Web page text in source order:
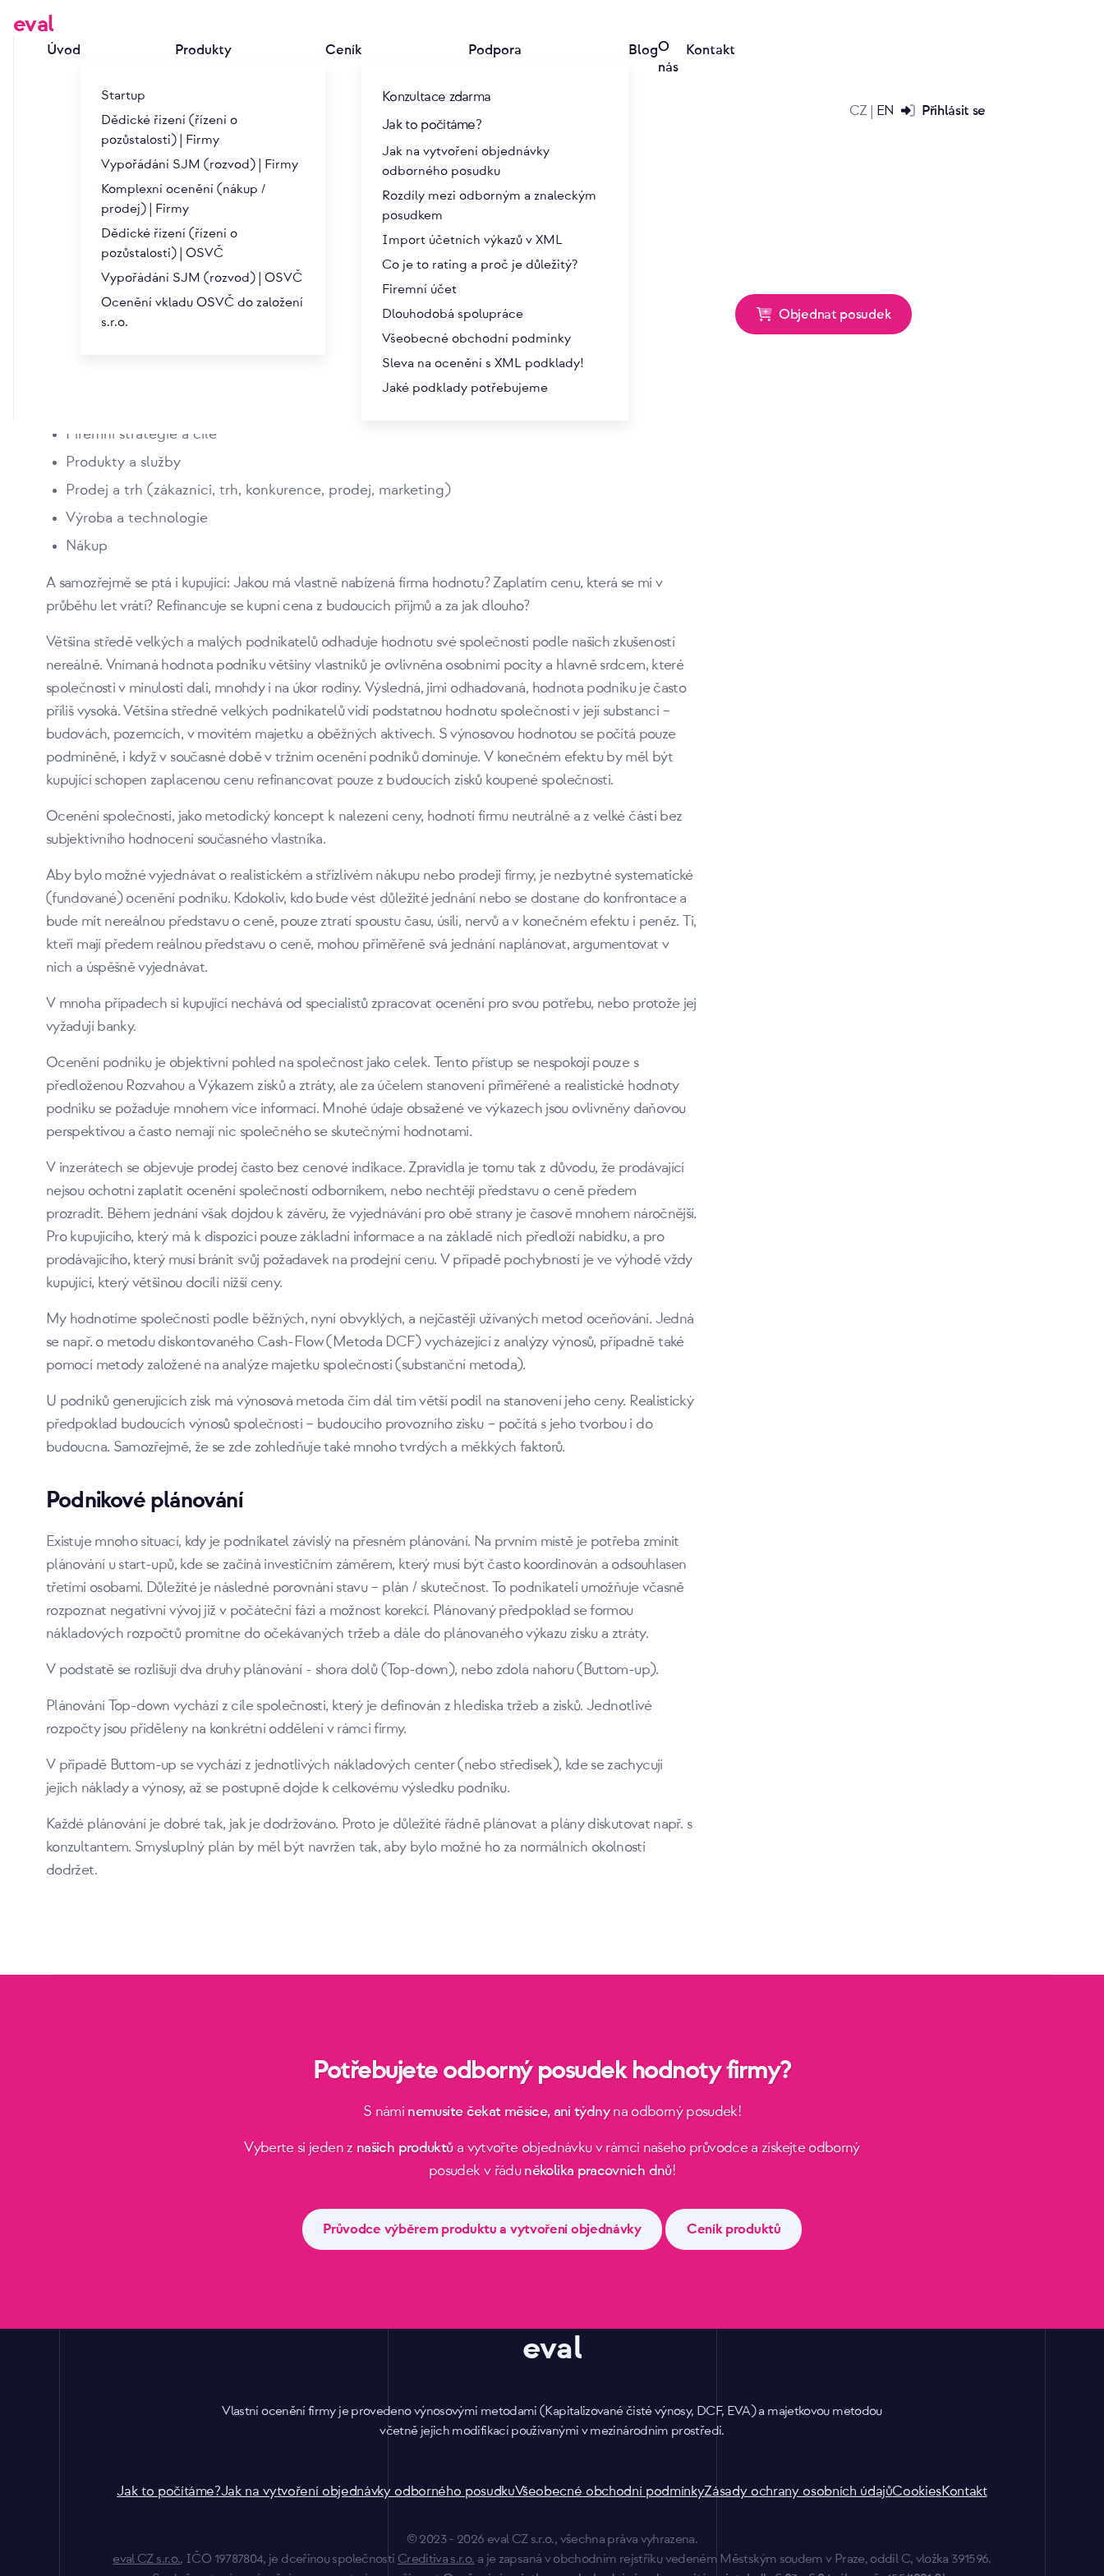
eval
Úvod Produkty
Startup
Dědické řízení (řízení o
pozůstalosti) | Firmy
Vypořádání SJM (rozvod) | Firmy
Komplexní ocenění (nákup /
prodej) | Firmy
Dědické řízení (řízení o
pozůstalosti) | OSVČ
Vypořádání SJM (rozvod) | OSVČ
Ocenění vkladu OSVČ do založení
s.r.o.
Ceník Podpora
Konzultace zdarma
Jak to počítáme?
Jak na vytvoření objednávky
odborného posudku
Rozdíly mezi odborným a znaleckým
posudkem
Import účetních výkazů v XML
Co je to rating a proč je důležitý?
Firemní účet
Dlouhodobá spolupráce
Všeobecné obchodní podmínky
Sleva na ocenění s XML podklady!
Jaké podklady potřebujeme
BlogO
nás
Kontakt
CZ EN Přihlásit se
Objednat posudek
Ocenění podniku
Ocenění obchodního závodu (podniku)
Ocenění společnosti vás jako podnikatele bude zajímat v případech, když budete zvažovat prodej své firmy,
nebo její části, ale také, když dojde k dlouhodobým, trvalým změnám v podniku. V těchto situacích hraje
K tomu náleží například následující body:
Firemní strategie a cíle
Produkty a služby
Prodej a trh (zákazníci, trh, konkurence, prodej, marketing)
Výroba a technologie
Nákup
A samozřejmě se ptá i kupující: Jakou má vlastně nabízená firma hodnotu? Zaplatím cenu, která se mi v
průběhu let vrátí? Refinancuje se kupní cena z budoucích příjmů a za jak dlouho?
Většina středě velkých a malých podnikatelů odhaduje hodnotu své společnosti podle našich zkušeností
nereálně. Vnímaná hodnota podniku většiny vlastníků je ovlivněna osobními pocity a hlavně srdcem, které
společnosti v minulosti dali, mnohdy i na úkor rodiny. Výsledná, jimi odhadovaná, hodnota podniku je často
příliš vysoká. Většina středně velkých podnikatelů vidí podstatnou hodnotu společnosti v její substanci –
budovách, pozemcích, v movitém majetku a oběžných aktivech. S výnosovou hodnotou se počítá pouze
podmíněně, i když v současné době v tržním ocenění podniků dominuje. V konečném efektu by měl být
kupující schopen zaplacenou cenu refinancovat pouze z budoucích zisků koupené společnosti.
Ocenění společnosti, jako metodický koncept k nalezení ceny, hodnotí firmu neutrálně a z velké části bez
subjektivního hodnocení současného vlastníka.
Aby bylo možné vyjednávat o realistickém a střízlivém nákupu nebo prodeji firmy, je nezbytné systematické
(fundované) ocenění podniku. Kdokoliv, kdo bude vést důležité jednání nebo se dostane do konfrontace a
bude mít nereálnou představu o ceně, pouze ztratí spoustu času, úsilí, nervů a v konečném efektu i peněz. Ti,
kteří mají předem reálnou představu o ceně, mohou přiměřeně svá jednání naplánovat, argumentovat v
nich a úspěšně vyjednávat.
V mnoha případech si kupující nechává od specialistů zpracovat ocenění pro svou potřebu, nebo protože jej
vyžadují banky.
Ocenění podniku je objektivní pohled na společnost jako celek. Tento přístup se nespokojí pouze s
předloženou Rozvahou a Výkazem zisků a ztráty, ale za účelem stanovení přiměřené a realistické hodnoty
podniku se požaduje mnohem více informací. Mnohé údaje obsažené ve výkazech jsou ovlivněny daňovou
perspektivou a často nemají nic společného se skutečnými hodnotami.
V inzerátech se objevuje prodej často bez cenové indikace. Zpravidla je tomu tak z důvodu, že prodávající
nejsou ochotni zaplatit ocenění společnosti odborníkem, nebo nechtějí představu o ceně předem
prozradit. Během jednání však dojdou k závěru, že vyjednávání pro obě strany je časově mnohem náročnější.
Pro kupujícího, který má k dispozici pouze základní informace a na základě nich předloží nabídku, a pro
prodávajícího, který musí bránit svůj požadavek na prodejní cenu. V případě pochybností je ve výhodě vždy
kupující, který většinou docílí nižší ceny.
My hodnotíme společnosti podle běžných, nyní obvyklých, a nejčastěji užívaných metod oceňování. Jedná
se např. o metodu diskontovaného Cash-Flow (Metoda DCF) vycházející z analýzy výnosů, případně také
pomocí metody založené na analýze majetku společnosti (substanční metoda).
U podniků generujících zisk má výnosová metoda čím dál tím větší podíl na stanovení jeho ceny. Realistický
předpoklad budoucích výnosů společnosti – budoucího provozního zisku – počítá s jeho tvorbou i do
budoucna. Samozřejmě, že se zde zohledňuje také mnoho tvrdých a měkkých faktorů.
Podnikové plánování
Existuje mnoho situací, kdy je podnikatel závislý na přesném plánování. Na prvním místě je potřeba zmínit
plánování u start-upů, kde se začíná investičním záměrem, který musí být často koordinován a odsouhlasen
třetími osobami. Důležité je následné porovnání stavu – plán / skutečnost. To podnikateli umožňuje včasně
rozpoznat negativní vývoj již v počáteční fázi a možnost korekcí. Plánovaný předpoklad se formou
nákladových rozpočtů promítne do očekávaných tržeb a dále do plánovaného výkazu zisku a ztráty.
V podstatě se rozlišují dva druhy plánování - shora dolů (Top-down), nebo zdola nahoru (Buttom-up).
Plánování Top-down vychází z cíle společnosti, který je definován z hlediska tržeb a zisků. Jednotlivé
rozpočty jsou přiděleny na konkrétní oddělení v rámci firmy.
V případě Buttom-up se vychází z jednotlivých nákladových center (nebo středisek), kde se zachycují
jejich náklady a výnosy, až se postupně dojde k celkovému výsledku podniku.
Každé plánování je dobré tak, jak je dodržováno. Proto je důležité řádně plánovat a plány diskutovat např. s
konzultantem. Smysluplný plán by měl být navržen tak, aby bylo možné ho za normálních okolností
dodržet.
Potřebujete odborný posudek hodnoty firmy?
S námi nemusíte čekat měsíce, ani týdnyna odborný posudek!
Vyberte si jeden z našich produktůa vytvořte objednávku v rámci našeho průvodce a získejte odborný
posudek v řádu několika pracovních dnů!
Průvodce výběrem produktu a vytvoření objednávky Ceník produktů
eval
Vlastní ocenění firmy je provedeno výnosovými metodami (Kapitalizované čisté výnosy, DCF, EVA) a majetkovou metodou
včetně jejich modifikací používanými v mezinárodním prostředí.
Jak to počítáme?Jak na vytvoření objednávky odborného posudkuVšeobecné obchodní podmínkyZásady ochrany osobních údajůCookiesKontakt
© 2023 - 2026 eval CZ s.r.o., všechna práva vyhrazena.
eval CZ s.r.o., IČO 19787804, je dceřinou společností Creditiva s.r.o. a je zapsaná v obchodním rejstříku vedeném Městským soudem v Praze, oddíl C, vložka 391596.